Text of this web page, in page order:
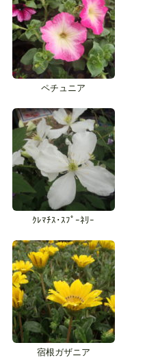
ペチュニア
ｸﾚﾏﾁｽ･ｽﾌﾟｰﾈﾘｰ
宿根ガザニア